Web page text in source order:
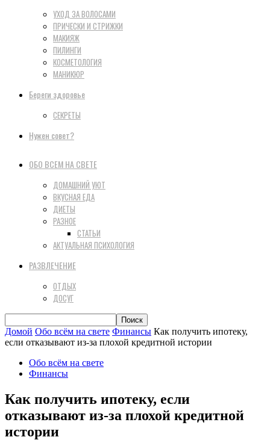
УХОД ЗА ВОЛОСАМИ
ПРИЧЕСКИ И СТРИЖКИ
МАКИЯЖ
ПИЛИНГИ
КОСМЕТОЛОГИЯ
МАНИКЮР
Береги здоровье
СЕКРЕТЫ
Нужен совет?
ОБО ВСЕМ НА СВЕТЕ
ДОМАШНИЙ УЮТ
ВКУСНАЯ ЕДА
ДИЕТЫ
РАЗНОЕ
СТАТЬИ
АКТУАЛЬНАЯ ПСИХОЛОГИЯ
РАЗВЛЕЧЕНИЕ
ОТДЫХ
ДОСУГ
Домой Обо всём на свете Финансы Как получить ипотеку,
если отказывают из-за плохой кредитной истории
Обо всём на свете
Финансы
Как получить ипотеку, если
отказывают из-за плохой кредитной
истории